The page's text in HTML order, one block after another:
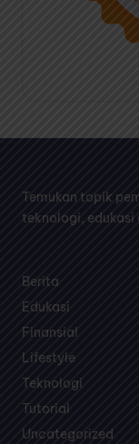
Temukan topik
teknologi, edukasi
Berita
Edukasi
Finansial
Lifestyle
Teknologi
Tutorial
Uncategorized